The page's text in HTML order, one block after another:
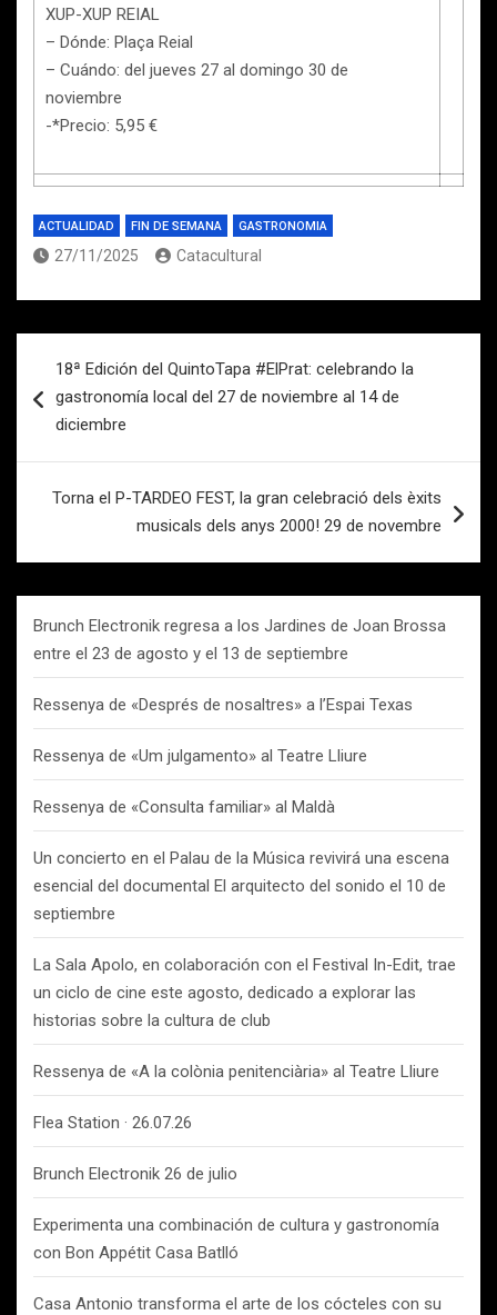
XUP-XUP REIAL
– Dónde: Plaça Reial
– Cuándo: del jueves 27 al domingo 30 de
noviembre
-*Precio: 5,95 €
ACTUALIDAD FIN DE SEMANA GASTRONOMIA
27/11/2025 Catacultural
de
entradas
18ª Edición del QuintoTapa #ElPrat: celebrando la
gastronomía local del 27 de noviembre al 14 de
diciembre
Torna el P-TARDEO FEST, la gran celebració dels èxits
musicals dels anys 2000! 29 de novembre
Brunch Electronik regresa a los Jardines de Joan Brossa
entre el 23 de agosto y el 13 de septiembre
Ressenya de «Després de nosaltres» a l’Espai Texas
Ressenya de «Um julgamento» al Teatre Lliure
Ressenya de «Consulta familiar» al Maldà
Un concierto en el Palau de la Música revivirá una escena
esencial del documental El arquitecto del sonido el 10 de
septiembre
La Sala Apolo, en colaboración con el Festival In-Edit, trae
un ciclo de cine este agosto, dedicado a explorar las
historias sobre la cultura de club
Ressenya de «A la colònia penitenciària» al Teatre Lliure
Flea Station · 26.07.26
Brunch Electronik 26 de julio
Experimenta una combinación de cultura y gastronomía
con Bon Appétit Casa Batlló
Casa Antonio transforma el arte de los cócteles con su